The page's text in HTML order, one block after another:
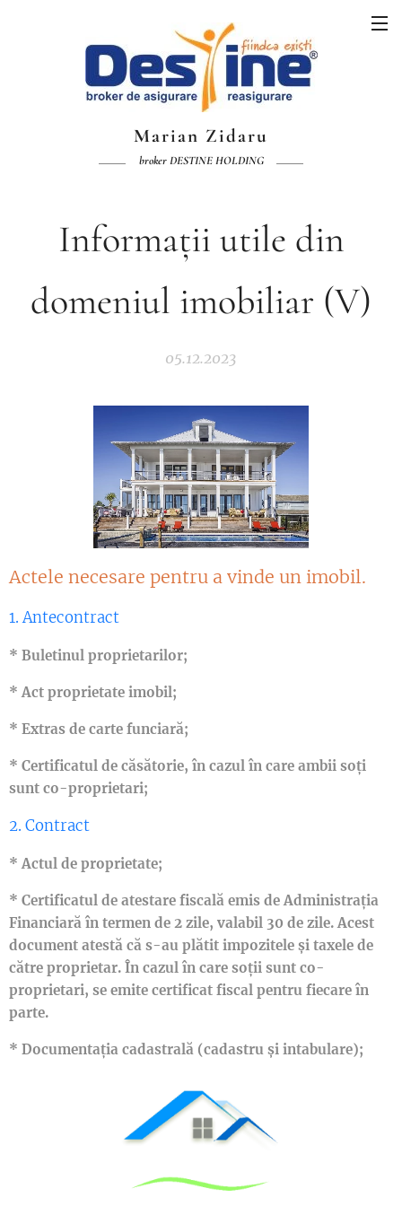
Marian Zidaru
broker DESTINE HOLDING
Informații utile din
domeniul imobiliar (V)
05.12.2023
Actele necesare pentru a vinde un imobil.
1. Antecontract
* Buletinul proprietarilor;
* Act proprietate imobil;
* Extras de carte funciară;
* Certificatul de căsătorie, în cazul în care ambii soți
sunt co-proprietari;
2. Contract
* Actul de proprietate;
* Certificatul de atestare fiscală emis de Administrația
Financiară în termen de 2 zile, valabil 30 de zile. Acest
document atestă că s-au plătit impozitele și taxele de
către proprietar. În cazul în care soții sunt co-
proprietari, se emite certificat fiscal pentru fiecare în
parte.
* Documentația cadastrală (cadastru și intabulare);